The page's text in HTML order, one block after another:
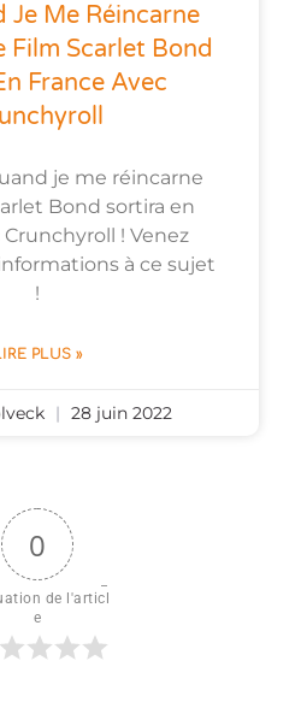
Je Me Réincarne
Film Scarlet Bond
France Avec
je me réincarne
Bond sortira en
Crunchyroll ! Venez
à ce sujet
!
PLUS »
28 juin 2022
0
de l'articl
e